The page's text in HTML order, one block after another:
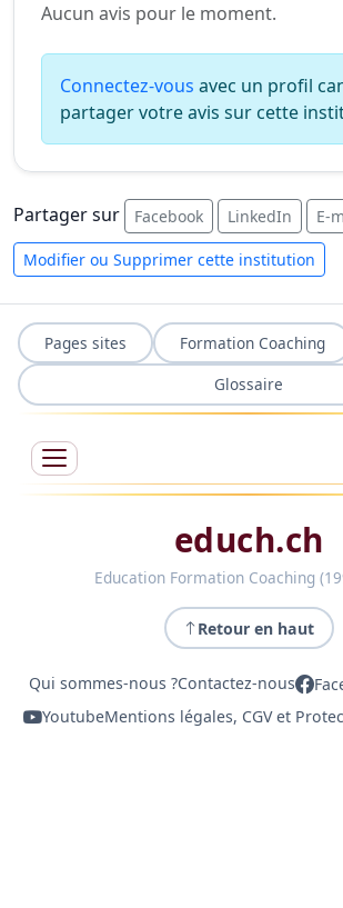
Aucun avis pour le moment.
Connectez-vous avec un profil
partager votre avis sur cette
Partager sur Facebook LinkedIn E-
Modifier ou Supprimer cette institution
Pages sites Formation Coaching
Glossaire
educh.ch
Education Formation Coaching
Retour en haut
Qui sommes-nous ?Contactez-nous
YoutubeMentions légales, CGV et